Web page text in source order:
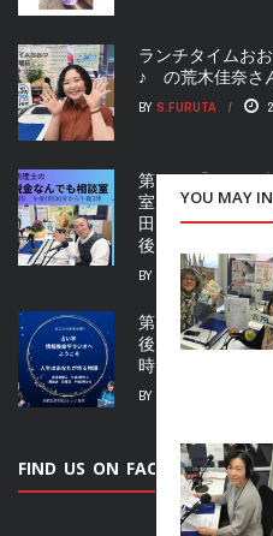
YOU MAY
ランチタイムお
♪ の荒木佳奈さ
BY S.FURUTA
第97回「ひろ
室」 税理士 村
田梨紗さん で
後2時
BY S.FURUTA
第45回「情報推
後3時〜午後３
時〜午後3時30分
BY
FIND US ON FACEBOOK